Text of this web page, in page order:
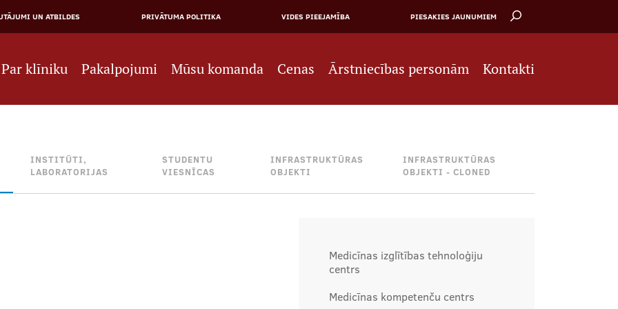
UN ATBILDES PRIVĀTUMA POLITIKA VIDES PIEEJAMĪBA PIESAKIES JAUNUMIEM
Par klīniku Pakalpojumi Mūsu komanda Cenas Ārstniecības personām Kontakti
INSTITŪTI,
LABORATORIJAS
STUDENTU
VIESNĪCAS
INFRASTRUKTŪRAS
OBJEKTI
INFRASTRUKTŪRAS
OBJEKTI - CLONED
Medicīnas izglītības tehnoloģiju
centrs
Medicīnas kompetenču centrs